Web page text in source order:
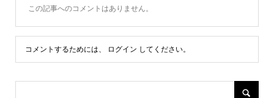
この記事へのコメントはありません。
コメントするためには、 ログイン してください。